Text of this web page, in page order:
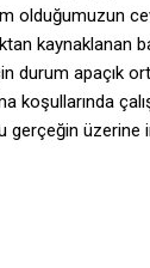
olduğumuzun
kaynaklanan
durum apaçık
koşullarında
gerçeğin üzerine